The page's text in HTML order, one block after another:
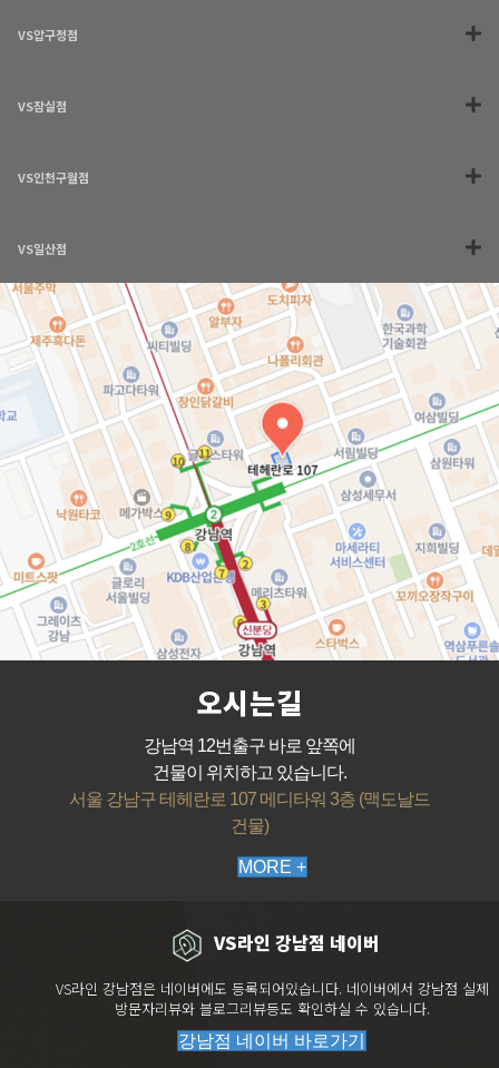
VS압구정점
VS잠실점
VS인천구월점
VS일산점
오시는길
강남역 12번출구 바로 앞쪽에
건물이 위치하고 있습니다.
서울 강남구 테헤란로 107 메디타워 3층 (맥도날드
건물)
MORE +
VS라인 강남점 네이버
VS라인 강남점은 네이버에도 등록되어있습니다. 네이버에서 강남점 실제
방문자리뷰와 블로그리뷰등도 확인하실 수 있습니다.
강남점 네이버 바로가기